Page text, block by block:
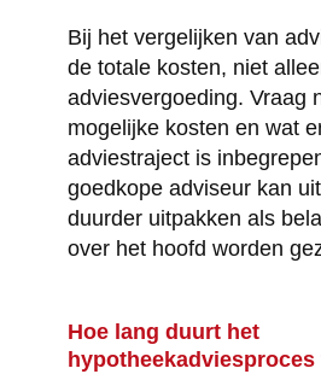
Bij het vergelijken van
de totale kosten, niet
adviesvergoeding. Vraag
mogelijke kosten en wat
adviestraject is
goedkope adviseur kan
duurder uitpakken als
over het hoofd worden
Hoe lang duurt het